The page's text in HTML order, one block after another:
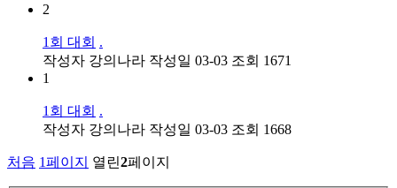
2
1회 대회 .
작성자 강의나라 작성일 03-03 조회 1671
1
1회 대회 .
작성자 강의나라 작성일 03-03 조회 1668
처음 1페이지 열린2페이지